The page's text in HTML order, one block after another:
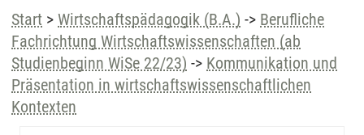
Start > Wirtschaftspädagogik (B.A.) -> Berufliche
Fachrichtung Wirtschaftswissenschaften (ab
Studienbeginn WiSe 22/23) -> Kommunikation und
Präsentation in wirtschaftswissenschaftlichen
Kontexten